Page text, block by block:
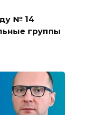
№ 14
группы